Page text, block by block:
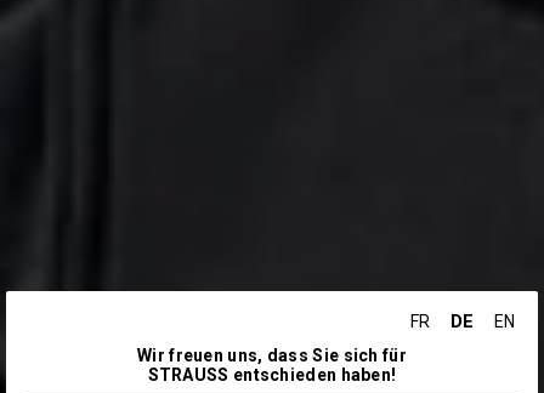
FR DE
EN
Wir freuen uns, dass Sie sich für
STRAUSS entschieden haben!